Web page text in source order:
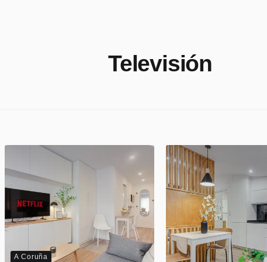
Televisión
A Coruña